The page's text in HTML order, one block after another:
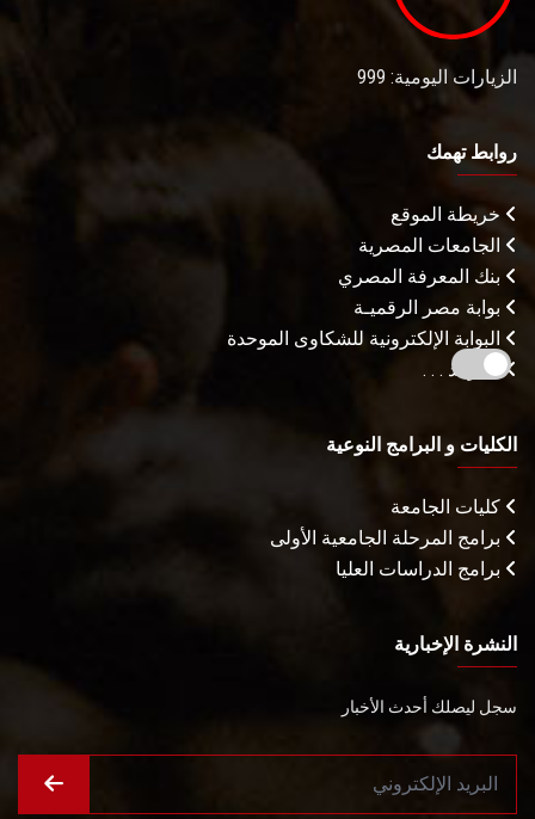
الزيارات اليومية: 999
روابط تهمك
خريطة الموقع
الجامعات المصرية
بنك المعرفة المصري
بوابة مصر الرقميـة
البوابة الإلكترونية للشكاوى الموحدة
المزيـد . . .
الكليات و البرامج النوعية
كليات الجامعة
برامج المرحلة الجامعية الأولى
برامج الدراسات العليا
النشرة الإخبارية
سجل ليصلك أحدث الأخبار